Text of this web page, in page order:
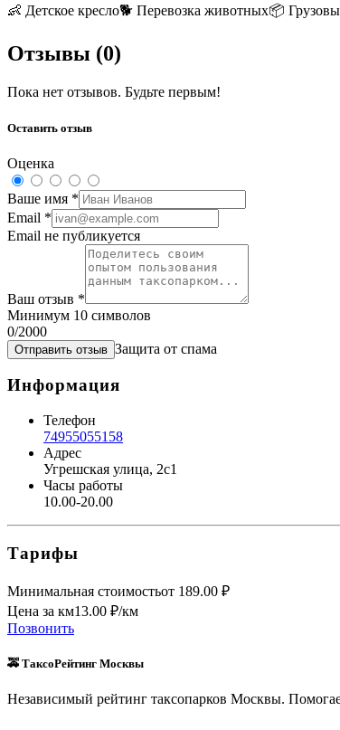
👶 Детское кресло🐕 Перевозка животных📦
Отзывы (0)
Пока нет отзывов. Будьте первым!
Оставить отзыв
Оценка
Ваше имя *
Email *
Email не публикуется
Ваш отзыв *
Минимум 10 символов
0/2000
Отправить отзыв Защита от спама
Информация
Телефон
74955055158
Адрес
Угрешская улица, 2с1
Часы работы
10.00-20.00
Тарифы
Минимальная стоимостьот 189.00 ₽
Цена за км13.00 ₽/км
Позвонить
🚕 ТаксоРейтинг Москвы
Независимый рейтинг таксопарков Москвы.